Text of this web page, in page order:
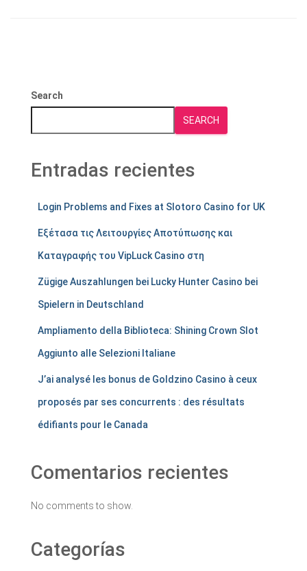
Search
SEARCH
Entradas recientes
Login Problems and Fixes at Slotoro Casino for UK
Εξέτασα τις Λειτουργίες Αποτύπωσης και
Καταγραφής του VipLuck Casino στη
Zügige Auszahlungen bei Lucky Hunter Casino bei
Spielern in Deutschland
Ampliamento della Biblioteca: Shining Crown Slot
Aggiunto alle Selezioni Italiane
J’ai analysé les bonus de Goldzino Casino à ceux
proposés par ses concurrents : des résultats
édifiants pour le Canada
Comentarios recientes
No comments to show.
Categorías